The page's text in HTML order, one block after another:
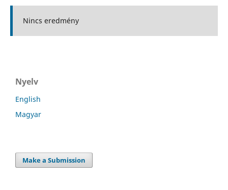
Nincs eredmény
Nyelv
English
Magyar
Make a Submission